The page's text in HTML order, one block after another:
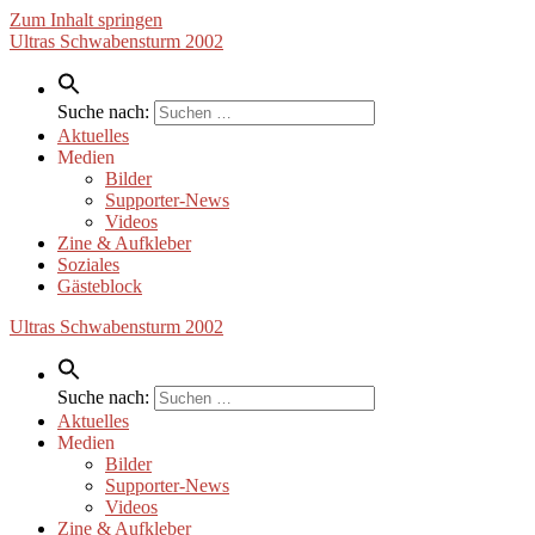
Zum Inhalt springen
Ultras Schwabensturm 2002
Suche nach:
Aktuelles
Medien
Bilder
Supporter-News
Videos
Zine & Aufkleber
Soziales
Gästeblock
Ultras Schwabensturm 2002
Suche nach:
Aktuelles
Medien
Bilder
Supporter-News
Videos
Zine & Aufkleber